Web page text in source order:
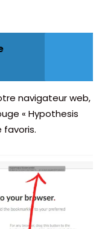
navigateur web,
« Hypothesis
favoris.